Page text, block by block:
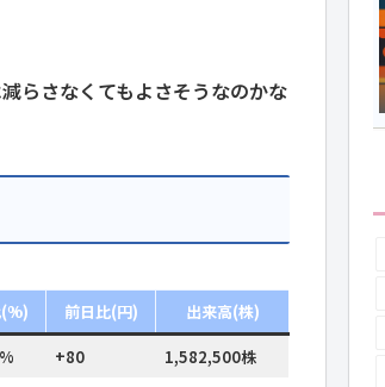
らさなくてもよさそうなのかな
前日比(円)
出来高(株)
+80
1,582,500株